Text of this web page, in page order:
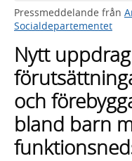
lista
med
sökförslag
Pressmeddelande från
Socialdepartementet
Nytt
och
bland barn